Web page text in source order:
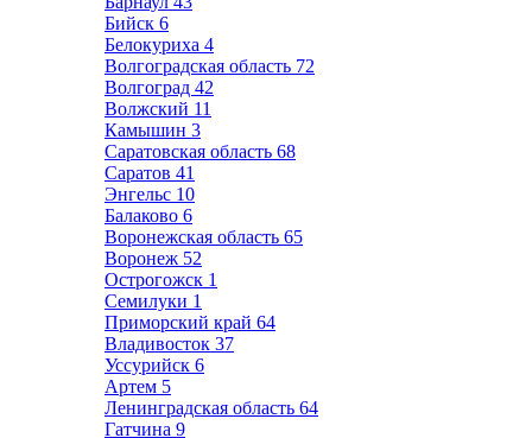
Бийск 6
Белокуриха 4
Волгоградская область 72
Волгоград 42
Волжский 11
Камышин 3
Саратовская область 68
Саратов 41
Энгельс 10
Балаково 6
Воронежская область 65
Воронеж 52
Острогожск 1
Семилуки 1
Приморский край 64
Владивосток 37
Уссурийск 6
Артем 5
Ленинградская область 64
Гатчина 9